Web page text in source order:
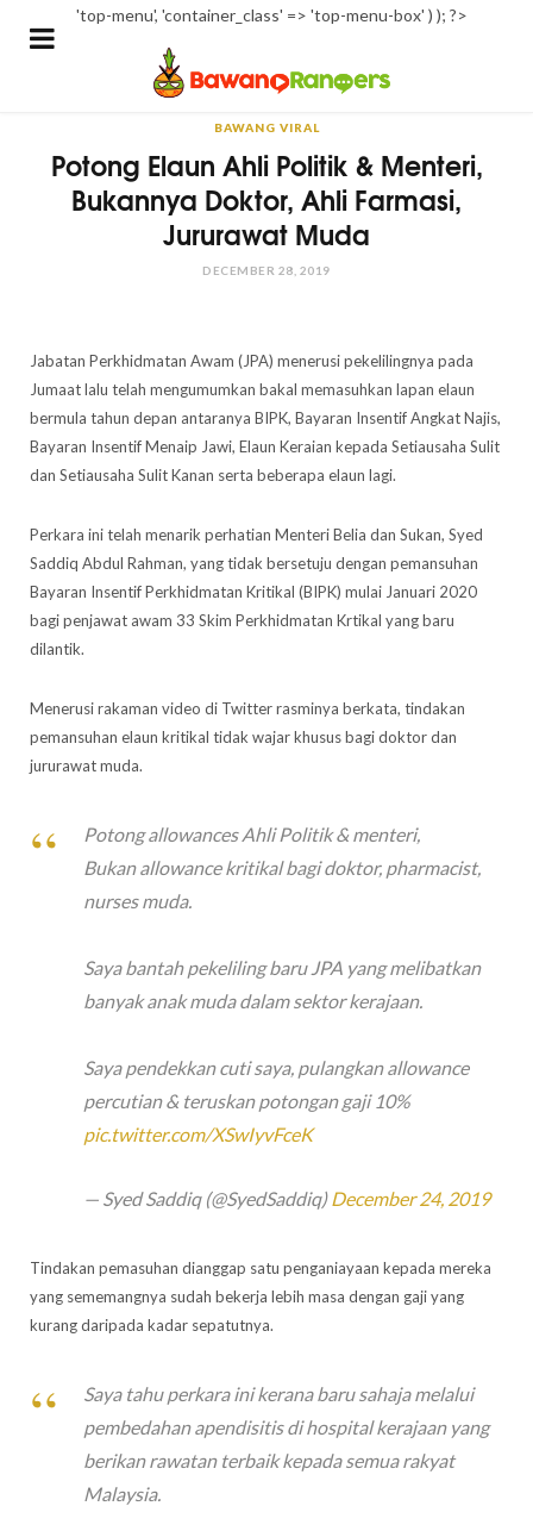
'top-menu', 'container_class' => 'top-menu-box' ) ); ?>
BAWANG VIRAL
Potong Elaun Ahli Politik & Menteri,
Bukannya Doktor, Ahli Farmasi,
Jururawat Muda
DECEMBER 28, 2019
Jabatan Perkhidmatan Awam (JPA) menerusi pekelilingnya pada
Jumaat lalu telah mengumumkan bakal memasuhkan lapan elaun
bermula tahun depan antaranya BIPK, Bayaran Insentif Angkat Najis,
Bayaran Insentif Menaip Jawi, Elaun Keraian kepada Setiausaha Sulit
dan Setiausaha Sulit Kanan serta beberapa elaun lagi.
Perkara ini telah menarik perhatian Menteri Belia dan Sukan, Syed
Saddiq Abdul Rahman, yang tidak bersetuju dengan pemansuhan
Bayaran Insentif Perkhidmatan Kritikal (BIPK) mulai Januari 2020
bagi penjawat awam 33 Skim Perkhidmatan Krtikal yang baru
dilantik.
Menerusi rakaman video di Twitter rasminya berkata, tindakan
pemansuhan elaun kritikal tidak wajar khusus bagi doktor dan
jururawat muda.
Potong allowances Ahli Politik & menteri,
Bukan allowance kritikal bagi doktor, pharmacist,
nurses muda.
Saya bantah pekeliling baru JPA yang melibatkan
banyak anak muda dalam sektor kerajaan.
Saya pendekkan cuti saya, pulangkan allowance
percutian & teruskan potongan gaji 10%
pic.twitter.com/XSwIyvFceK
— Syed Saddiq (@SyedSaddiq)December 24, 2019
Tindakan pemasuhan dianggap satu penganiayaan kepada mereka
yang sememangnya sudah bekerja lebih masa dengan gaji yang
kurang daripada kadar sepatutnya.
Saya tahu perkara ini kerana baru sahaja melalui
pembedahan apendisitis di hospital kerajaan yang
berikan rawatan terbaik kepada semua rakyat
Malaysia.